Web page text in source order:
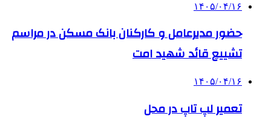
۱۴۰۵/۰۴/۱۶
حضور مدیرعامل و کارکنان بانک مسکن در مراسم
تشییع قائد شهید امت
۱۴۰۵/۰۴/۱۶
تعمیر لپ تاپ در محل